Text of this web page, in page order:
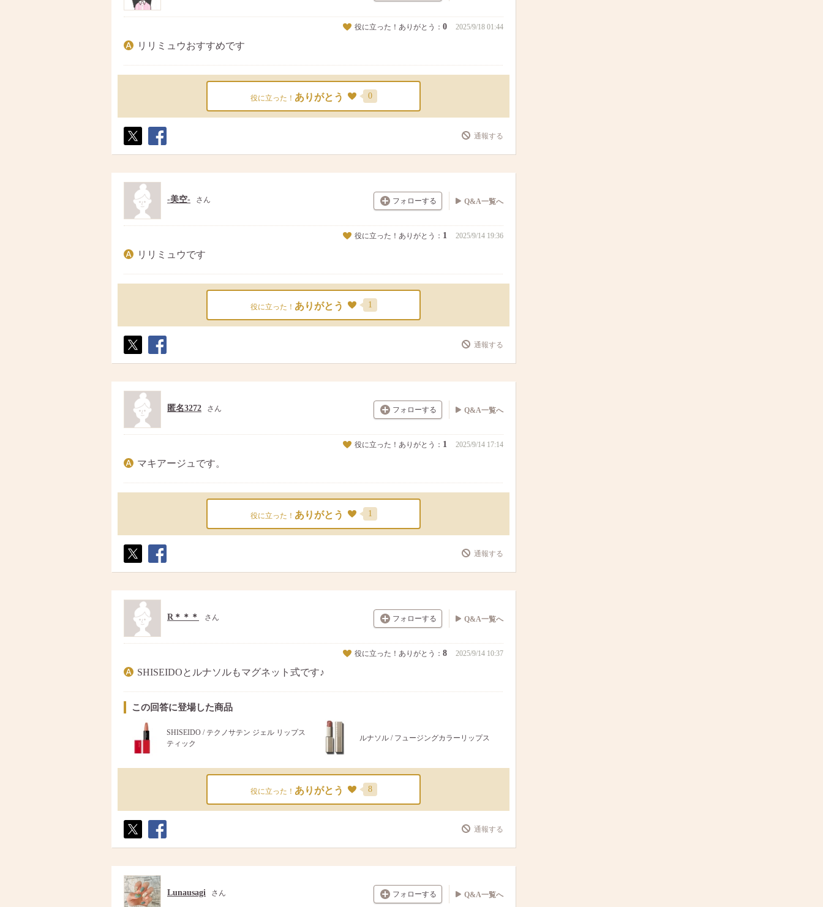
役に立った！ありがとう： 0 2025/9/18 01:44
リリミュウおすすめです
役に立った！ ありがとう 0
ト
ア
通報する
フォローする
-美空- さん Q&A一覧へ
役に立った！ありがとう： 1 2025/9/14 19:36
リリミュウです
役に立った！ ありがとう 1
ト
ア
通報する
フォローする
匿名3272 さん Q&A一覧へ
役に立った！ありがとう： 1 2025/9/14 17:14
マキアージュです。
役に立った！ ありがとう 1
ト
ア
通報する
フォローする
R＊＊＊ さん Q&A一覧へ
役に立った！ありがとう： 8 2025/9/14 10:37
SHISEIDOとルナソルもマグネット式です♪
この回答に登場した商品
SHISEIDO / テクノサテン ジェル リップス
ティック
ルナソル / フュージングカラーリップス
役に立った！ ありがとう 8
ト
ア
通報する
フォローする
Lunausagi さん Q&A一覧へ